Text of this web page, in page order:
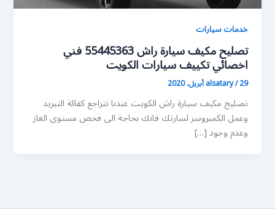
خدمات سيارات
تصليح مكيف سيارة راش 55445363 فني
اخصائي تكييف سيارات الكويت
alsatary/29 أبريل، 2020
تصليح مكيف سيارة راش الكويت عندنا تتراجع كفائة التبريد
وعمل الكمبروسر لسارتك فانك بحاجة الى فحص مستوى الغاز
وعدم وجود […]